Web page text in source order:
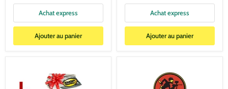
Achat express
Ajouter au panier
Achat express
Ajouter au panier